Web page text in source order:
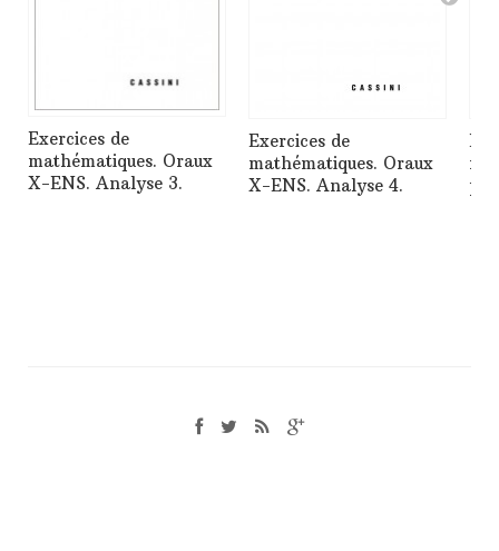
Exercices de
mathématiques. Oraux
X-ENS. Analyse 3.
Exercices de
mathématiques. Oraux
X-ENS. Analyse 4.